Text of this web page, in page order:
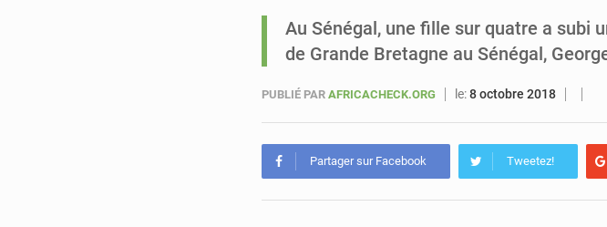
Au Sénégal, une fille sur quatre a subi
de Grande Bretagne au Sénégal,
PUBLIÉ PAR AFRICACHECK.ORG le:8 octobre 2018
Partager sur Facebook Tweetez!